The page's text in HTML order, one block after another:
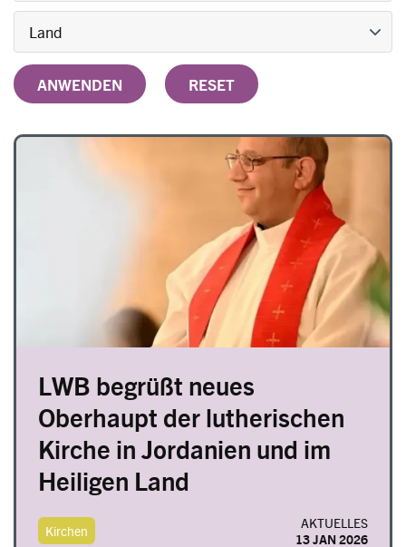
Image
LWB begrüßt neues
Oberhaupt der lutherischen
Kirche in Jordanien und im
Heiligen Land
Kirchen
AKTUELLES
13 JAN 2026